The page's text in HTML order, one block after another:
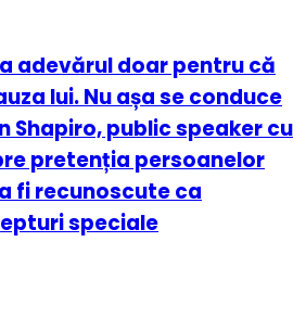
adevărul doar pentru că
lui. Nu așa se conduce
Shapiro, public speaker cu
pretenția persoanelor
fi recunoscute ca
speciale